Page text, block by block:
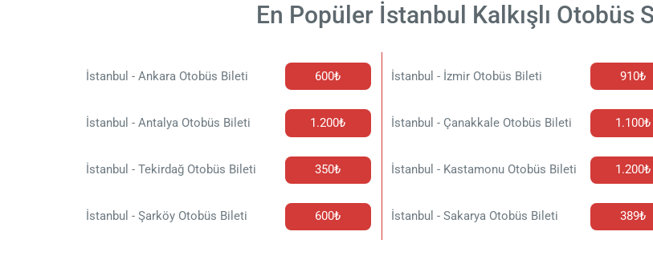
En Popüler İstanbul Kalkışlı Otobüs
İstanbul - Ankara Otobüs Bileti 600₺ İstanbul - İzmir Otobüs Bileti 910₺
İstanbul - Antalya Otobüs Bileti 1.200₺ İstanbul - Çanakkale Otobüs Bileti 1.100₺
İstanbul - Tekirdağ Otobüs Bileti 350₺ İstanbul - Kastamonu Otobüs Bileti 1.200₺
İstanbul - Şarköy Otobüs Bileti 600₺ İstanbul - Sakarya Otobüs Bileti 389₺